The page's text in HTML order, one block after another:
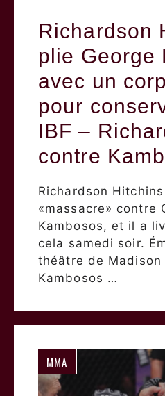
Richardson
plie George
avec un
pour
IBF –
contre
Richardson
«massacre» contre
Kambosos, et il a
cela samedi soir.
théâtre de Madison
Kambosos …
MMA